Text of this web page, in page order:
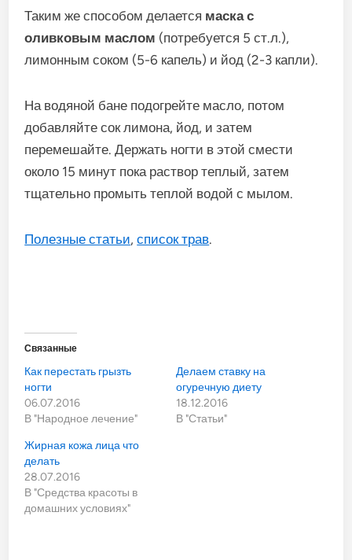
Таким же способом делается маска с
оливковым маслом (потребуется 5 ст.л.),
лимонным соком (5-6 капель) и йод (2-3 капли).
На водяной бане подогрейте масло, потом
добавляйте сок лимона, йод, и затем
перемешайте. Держать ногти в этой смести
около 15 минут пока раствор теплый, затем
тщательно промыть теплой водой с мылом.
Полезные статьи,список трав.
Связанные
Как перестать грызть
ногти
06.07.2016
В "Народное лечение"
Делаем ставку на
огуречную диету
18.12.2016
В "Статьи"
Жирная кожа лица что
делать
28.07.2016
В "Средства красоты в
домашних условиях"